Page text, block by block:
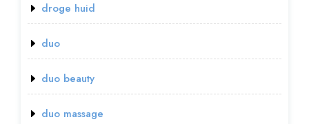
droge huid
duo
duo beauty
duo massage